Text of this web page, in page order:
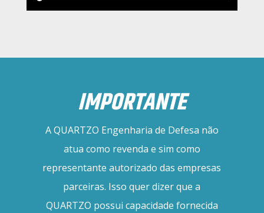
IMPORTANTE
A QUARTZO Engenharia de Defesa não
atua como revenda e sim como
representante autorizado das empresas
parceiras. Isso quer dizer que a
QUARTZO possui capacidade fornecida